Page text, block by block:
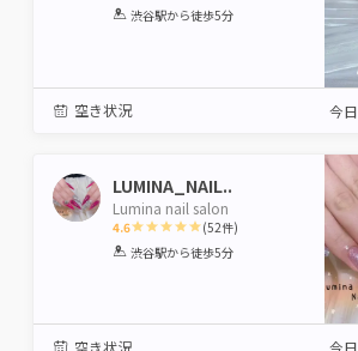
1 2 3 4 5
渋谷駅から徒歩5分
空き状況 今日
LUMINA_NAIL..
Lumina nail salon
4.6
1 2 3 4 5
(52件)
渋谷駅から徒歩5分
空き状況